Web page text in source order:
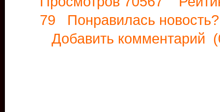
79 Понравилась
Добавить комментарий